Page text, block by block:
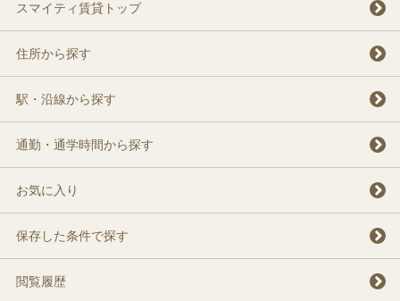
スマイティ賃貸トップ
住所から探す
駅・沿線から探す
通勤・通学時間から探す
お気に入り
保存した条件で探す
閲覧履歴